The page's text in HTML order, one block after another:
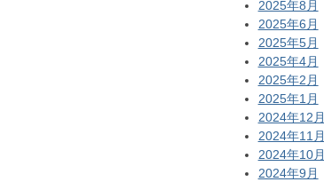
2025年8月
2025年6月
2025年5月
2025年4月
2025年2月
2025年1月
2024年12月
2024年11月
2024年10月
2024年9月